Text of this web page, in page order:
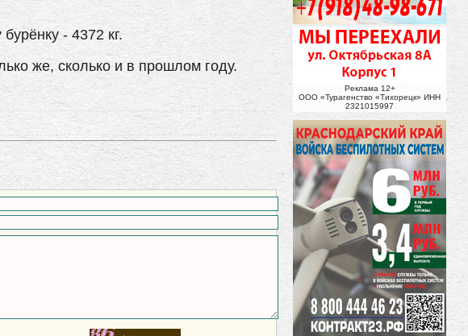
- 4372 кг.
же, сколько и в прошлом году.
Реклама 12+
ООО «Турагенство «Тихорецк» ИНН
2321015997